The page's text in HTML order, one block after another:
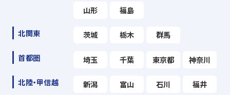
山形 福島
北関東 茨城 栃木 群馬
首都圏 埼玉 千葉 東京都 神奈川
北陸・甲信越 新潟 富山 石川 福井